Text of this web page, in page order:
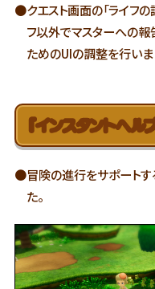
●クエスト画面の「ライフの
フ以外でマスターへの
ためのUIの調整を行いま
『インスタントヘル
●冒険の進行をサポートす
た。